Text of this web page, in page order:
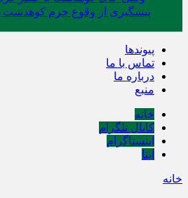
پیشگیری از وقوع جرم کوهدشت
پیوندها
تماس با ما
درباره ما
منبع
خانه
کانال تلگرام
اینستاگرام
ایتا
خانه